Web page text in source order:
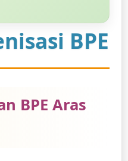
BPE
BPE Aras